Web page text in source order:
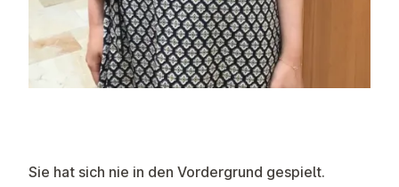
Sie hat sich nie in den Vordergrund gespielt.